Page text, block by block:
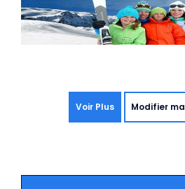
Voir Plus Modifier